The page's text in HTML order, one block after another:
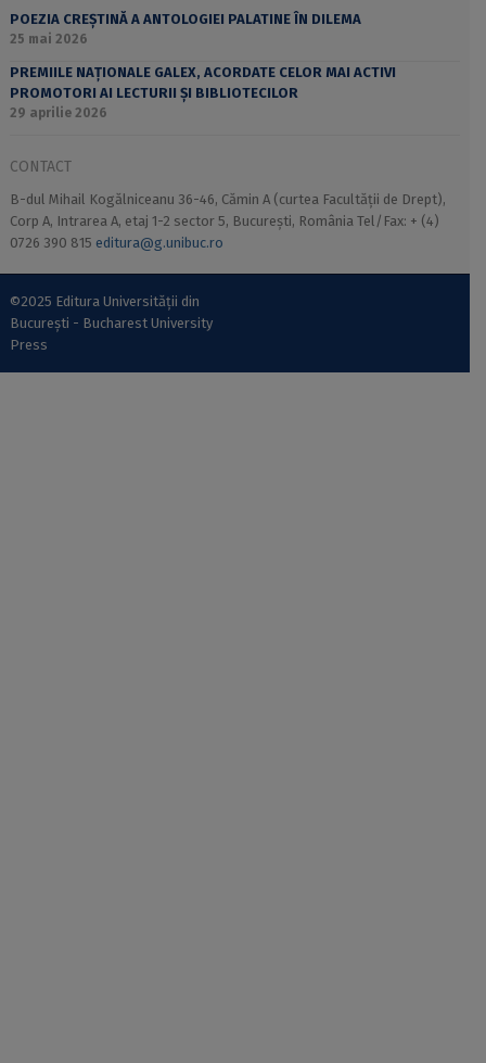
POEZIA CREȘTINĂ A ANTOLOGIEI PALATINE ÎN DILEMA
25 mai 2026
PREMIILE NAȚIONALE GALEX, ACORDATE CELOR MAI ACTIVI
PROMOTORI AI LECTURII ȘI BIBLIOTECILOR
29 aprilie 2026
CONTACT
B-dul Mihail Kogălniceanu 36-46, Cămin A (curtea Facultății de Drept),
Corp A, Intrarea A, etaj 1-2 sector 5, București, România Tel/Fax: + (4)
0726 390 815 editura@g.unibuc.ro
©2025 Editura Universității din
București - Bucharest University
Press